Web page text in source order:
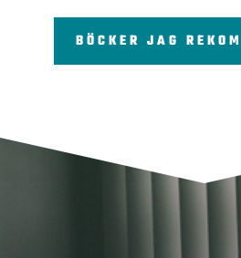
BÖCKER JAG